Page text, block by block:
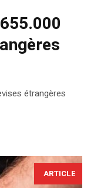
étrangères
ARTICLE